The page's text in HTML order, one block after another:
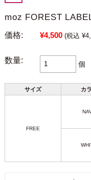
moz FOREST
価格: ¥4,500 (税込
数量: 個
サイズ カ
FREE